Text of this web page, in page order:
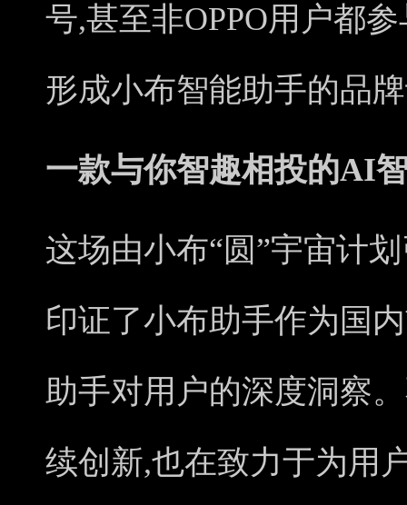
号,甚至非OPPO用户都
形成小布智能助手的品
一款与你智趣相投的AI
这场由小布“圆”宇宙计
印证了小布助手作为国
助手对用户的深度洞察
续创新,也在致力于为用